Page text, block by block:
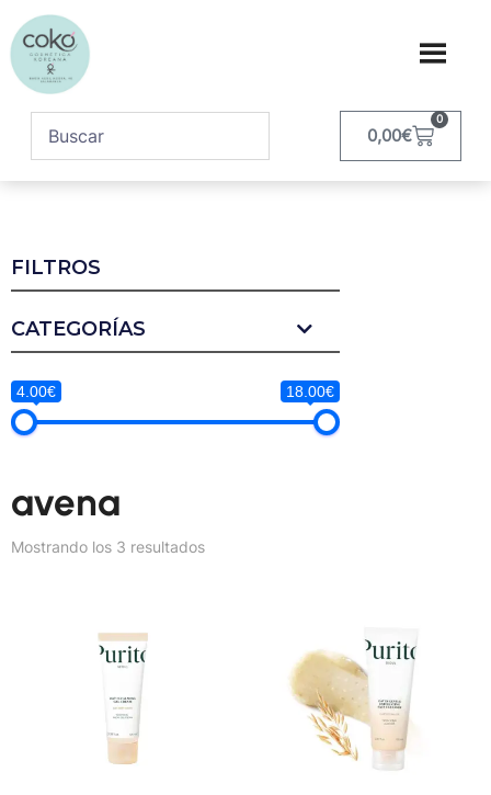
0,00€
0
FILTROS
CATEGORÍAS
4.00€ 18.00€
avena
Mostrando los 3 resultados